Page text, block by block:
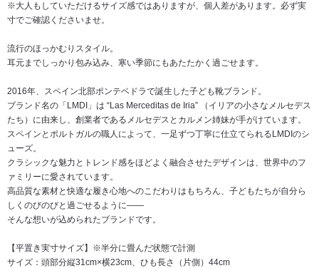
※大人もしていただけるサイズ感ではありますが、個人差があります。必ず実
寸でご確認くださいませ。
流行のほっかむりスタイル。
耳元までしっかり包み込み、寒い季節にもあたたかく過ごせます。
2016年、スペイン北部ポンテベドラで誕生した子ども靴ブランド。
ブランド名の「LMDI」は “Las Merceditas de Iria” （イリアの小さなメルセデス
たち）に由来し、創業者であるメルセデスとカルメン姉妹が手がけています。
スペインとポルトガルの職人によって、一足ずつ丁寧に仕立てられるLMDIのシ
ューズ。
クラシックな魅力とトレンド感をほどよく融合させたデザインは、世界中のフ
ァミリーに愛されています。
高品質な素材と快適な履き心地へのこだわりはもちろん、子どもたちが自分ら
しくのびのびと過ごせるように――
そんな想いが込められたブランドです。
【平置き実寸サイズ】※半分に畳んだ状態で計測
サイズ：頭部分縦31cm×横23cm、ひも長さ（片側）44cm